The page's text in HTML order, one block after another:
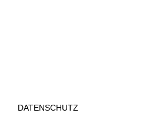
DATENSCHUTZ